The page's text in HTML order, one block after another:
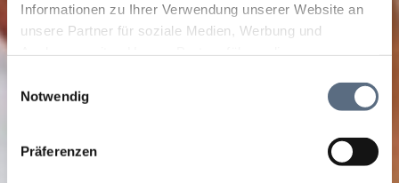
Informationen zu Ihrer Verwendung unserer Website an
unsere Partner für soziale Medien, Werbung und
zusammen, die Sie ihnen bereitgestellt haben oder die
sie im Rahmen Ihrer Nutzung der Dienste gesammelt
Notwendig
Präferenzen
Bitte akzeptieren Sie den Einsatz aller Cookies, um den
Inhalt dieser Seite sehen zu können.